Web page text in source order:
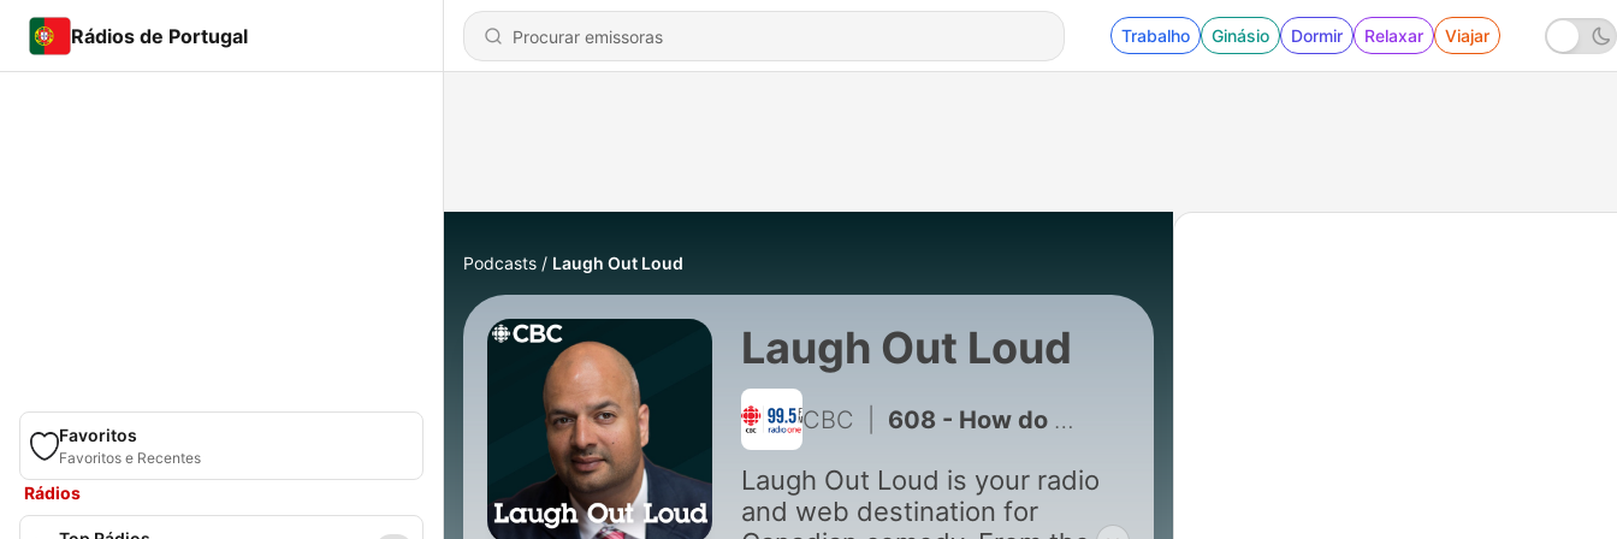
Rádios de Portugal Trabalho Ginásio Dormir Relaxar Viajar
Favoritos
Favoritos e Recentes
Rádios
Podcasts Laugh Out Loud
Laugh Out Loud
CBC 608 - How do you propose to someone after 12 years?
Laugh Out Loud is your radio
and web destination for